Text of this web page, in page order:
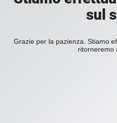
sul
Grazie per la pazienza. Stiamo
ritorneremo